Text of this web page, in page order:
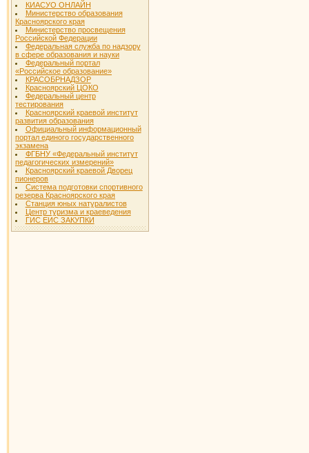
КИАСУО ОНЛАЙН
Министерство образования
Красноярского края
Министерство просвещения
Российской Федерации
Федеральная служба по надзору
в сфере образования и науки
Федеральный портал
«Российское образование»
КРАСОБРНАДЗОР
Красноярский ЦОКО
Федеральный центр
тестирования
Красноярский краевой институт
развития образования
Официальный информационный
портал единого государственного
экзамена
ФГБНУ «Федеральный институт
педагогических измерений»
Красноярский краевой Дворец
пионеров
Система подготовки спортивного
резерва Красноярского края
Станция юных натуралистов
Центр туризма и краеведения
ГИС ЕИС ЗАКУПКИ